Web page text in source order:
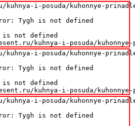
i-posuda/kuhonnye-
Tygh is not defined
is not defined
kuhnya-i-posuda/
i-posuda/kuhonnye-
Tygh is not defined
is not defined
kuhnya-i-posuda/
i-posuda/kuhonnye-
Tygh is not defined